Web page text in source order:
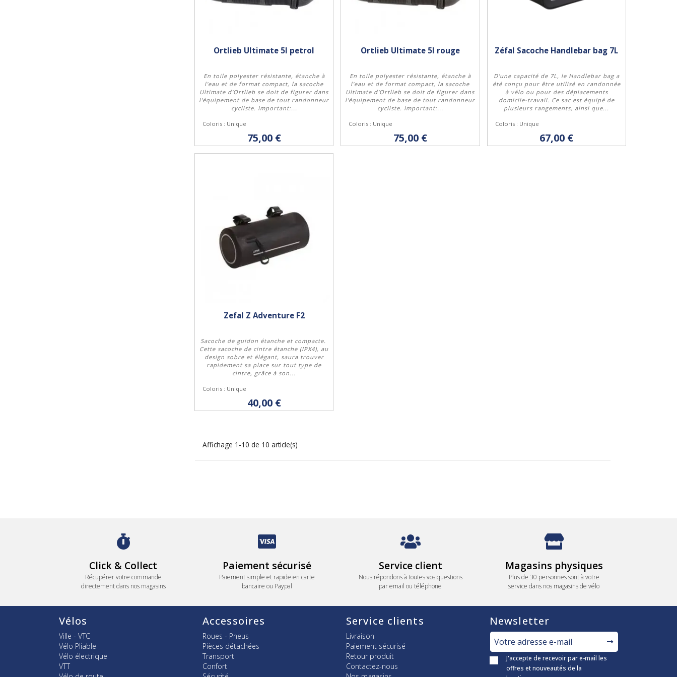
Acheter
Ortlieb Ultimate 5l petrol
En toile polyester résistante, étanche à
l'eau et de format compact, la sacoche
Ultimate d'Ortlieb se doit de figurer dans
l'équipement de base de tout randonneur
cycliste. Important:...
Coloris : Unique
75,00 €
Acheter
Ortlieb Ultimate 5l rouge
En toile polyester résistante, étanche à
l'eau et de format compact, la sacoche
Ultimate d'Ortlieb se doit de figurer dans
l'équipement de base de tout randonneur
cycliste. Important:...
Coloris : Unique
75,00 €
Acheter
Zéfal Sacoche Handlebar bag 7L
D'une capacité de 7L, le Handlebar bag a
été conçu pour être utilisé en randonnée
à vélo ou pour des déplacements
domicile-travail. Ce sac est équipé de
plusieurs rangements, ainsi que...
Coloris : Unique
67,00 €
Acheter
Zefal Z Adventure F2
Sacoche de guidon étanche et compacte.
Cette sacoche de cintre étanche (IPX4), au
design sobre et élégant, saura trouver
rapidement sa place sur tout type de
cintre, grâce à son...
Coloris : Unique
40,00 €
Affichage 1-10 de 10 article(s)
Click & Collect
Récupérer votre commande
directement dans nos magasins
Paiement sécurisé
Paiement simple et rapide en carte
bancaire ou Paypal
Service client
Nous répondons à toutes vos questions
par email ou téléphone
Magasins physiques
Plus de 30 personnes sont à votre
service dans nos magasins de vélo
Vélos
Ville - VTC
Vélo Pliable
Vélo électrique
VTT
Accessoires
Roues - Pneus
Pièces détachées
Transport
Confort
Service clients
Livraison
Paiement sécurisé
Retour produit
Contactez-nous
Newsletter
J'accepte de recevoir par e-mail les
offres et nouveautés de la